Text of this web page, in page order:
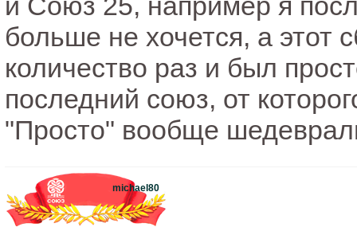
больше не хочется, а этот
количество раз и был
последний союз, от
"Просто" вообще
michael80